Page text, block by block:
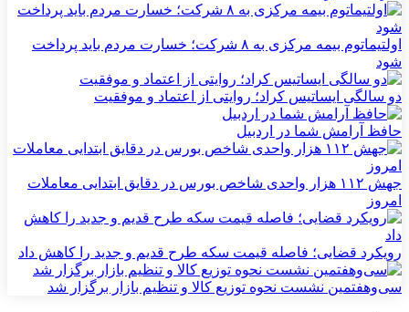
اولتیماتوم بیمه مرکزی به ۸ شرکت؛ خسارت مردم باید پرداخت
شود
دو سالگی ایساتیس کراد؛ روایتی از اعتماد و موفقیت
حافظ آرامش شما در اردبیل
جهش ۱۱۲ هزار واحدی شاخص بورس در دقایق ابتدایی معاملات
امروز
رویکرد قضایی؛ فاصله قیمت سکه طرح قدیم و جدید را کاهش داد
سی‌و‌هفتمین نشست نحوه توزیع کالا و تنظیم بازار برگزار شد